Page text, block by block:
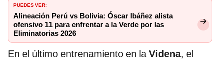
PUEDES VER:
Alineación Perú vs Bolivia: Óscar Ibáñez alista
ofensivo 11 para enfrentar a la Verde por las
Eliminatorias 2026
En el último entrenamiento en laVidena, el